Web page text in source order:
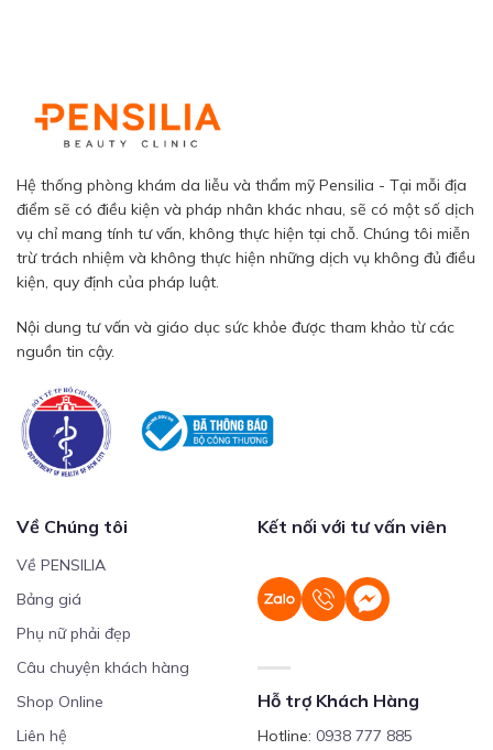
Hệ thống phòng khám da liễu và thẩm mỹ Pensilia - Tại mỗi địa
điểm sẽ có điều kiện và pháp nhân khác nhau, sẽ có một số dịch
vụ chỉ mang tính tư vấn, không thực hiện tại chỗ. Chúng tôi miễn
trừ trách nhiệm và không thực hiện những dịch vụ không đủ điều
kiện, quy định của pháp luật.
Nội dung tư vấn và giáo dục sức khỏe được tham khảo từ các
nguồn tin cậy.
Về Chúng tôi
Về PENSILIA
Bảng giá
Phụ nữ phải đẹp
Câu chuyện khách hàng
Shop Online
Liên hệ
Kết nối với tư vấn viên
Hỗ trợ Khách Hàng
Hotline: 0938 777 885